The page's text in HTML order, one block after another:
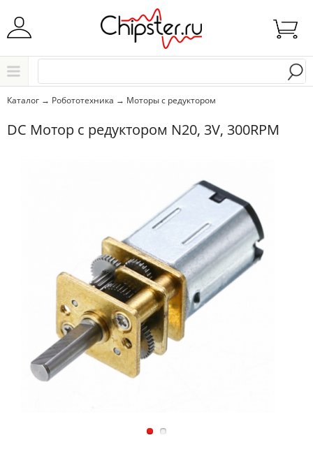
Начните водить название города..
Каталог → Робототехника → Моторы с редуктором
DC Мотор с редуктором N20, 3V, 300RPM